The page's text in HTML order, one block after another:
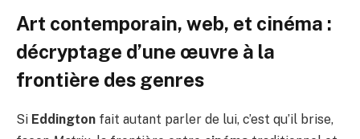
Art contemporain, web, et cinéma :
décryptage d’une œuvre à la
frontière des genres
Si Eddington fait autant parler de lui, c’est qu’il brise,